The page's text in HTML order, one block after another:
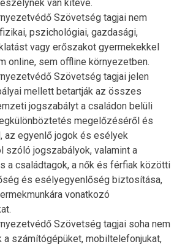
van kitéve.
Szövetség tagjai nem
pszichológiai, gazdasági,
vagy erőszakot gyermekekkel
online, sem offline környezetben.
Szövetség tagjai jelen
mellett betartják az összes
jogszabályt a családon belüli
megelőzéséről és
az egyenlő jogok és esélyek
szóló jogszabályok, valamint a
a családtagok, a nők és férfiak közötti
és esélyegyenlőség biztosítása,
vonatkozó
Szövetség tagjai soha nem
a számítógépüket, mobiltelefonjukat,